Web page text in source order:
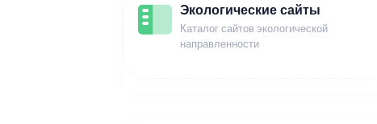
Экологические сайты
Каталог сайтов экологической
направленности